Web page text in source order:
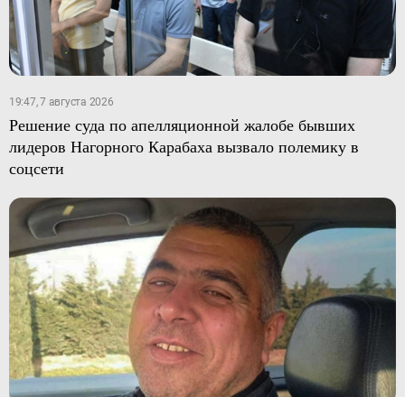
19:47, 7 августа 2026
Решение суда по апелляционной жалобе бывших
лидеров Нагорного Карабаха вызвало полемику в
соцсети